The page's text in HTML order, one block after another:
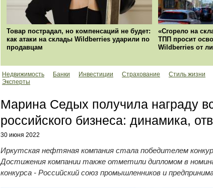
Товар пострадал, но компенсаций не будет:
как атаки на склады Wildberries ударили по
продавцам
«Сгорело на
ТПП просит
Wildberries от
Недвижимость Банки Инвестиции Страхование Стиль жизни
Эксперты
Марина Седых получила награду
российского бизнеса: динамика,
30 июня 2022
Иркутская нефтяная компания стала победителем
Достижения компании также отметили дипломом в
конкурса - Российский союз промышленников и